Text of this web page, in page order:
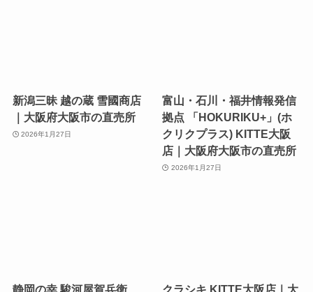
新潟三昧 越の蔵 雪國商店
｜大阪府大阪市の直売所
2026年1月27日
富山・石川・福井情報発信
拠点 「HOKURIKU+」(ホ
クリクプラス) KITTE大阪
店｜大阪府大阪市の直売所
2026年1月27日
静岡の幸 駿河屋賀兵衛
クラシキ KITTE大阪店｜大